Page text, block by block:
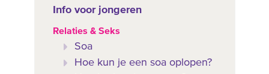
Info voor jongeren
Relaties & Seks
Soa
Hoe kun je een soa oplopen?